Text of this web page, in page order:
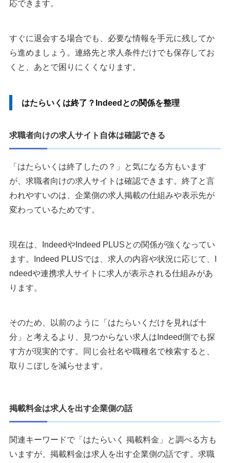
応できます。
すぐに退会する場合でも、必要な情報を手元に残してか
ら進めましょう。連絡先と求人条件だけでも保存してお
くと、あとで困りにくくなります。
はたらいくは終了？Indeedとの関係を整理
求職者向けの求人サイト自体は確認できる
「はたらいくは終了したの？」と気になる方もいます
が、求職者向けの求人サイトは確認できます。終了と言
われやすいのは、企業側の求人掲載の仕組みや表示先が
変わっているためです。
現在は、IndeedやIndeed PLUSとの関係が強くなってい
ます。Indeed PLUSでは、求人の内容や状況に応じて、I
ndeedや連携求人サイトに求人が表示される仕組みがあ
ります。
そのため、以前のように「はたらいくだけを見れば十
分」と考えるより、見つからない求人はIndeed側でも探
す方が現実的です。同じ会社名や職種名で検索すると、
取りこぼしを減らせます。
掲載料金は求人を出す企業側の話
関連キーワードで「はたらいく 掲載料金」と調べる方も
いますが、掲載料金は求人を出す企業側の話です。求職